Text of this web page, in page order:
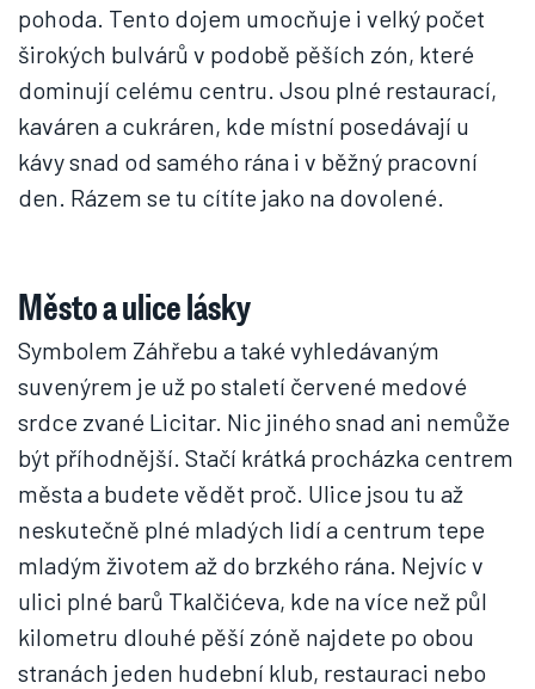
pohoda. Tento dojem umocňuje i velký počet
širokých bulvárů v podobě pěších zón, které
dominují celému centru. Jsou plné restaurací,
kaváren a cukráren, kde místní posedávají u
kávy snad od samého rána i v běžný pracovní
den. Rázem se tu cítíte jako na dovolené.
Město a ulice lásky
Symbolem Záhřebu a také vyhledávaným
suvenýrem je už po staletí červené medové
srdce zvané Licitar. Nic jiného snad ani nemůže
být příhodnější. Stačí krátká procházka centrem
města a budete vědět proč. Ulice jsou tu až
neskutečně plné mladých lidí a centrum tepe
mladým životem až do brzkého rána. Nejvíc v
ulici plné barů Tkalčićeva, kde na více než půl
kilometru dlouhé pěší zóně najdete po obou
stranách jeden hudební klub, restauraci nebo